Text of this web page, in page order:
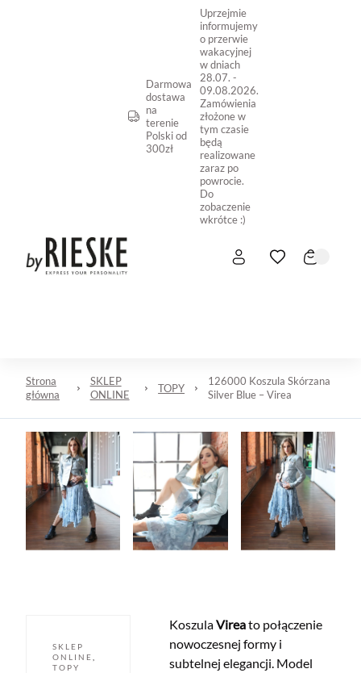
Darmowa
dostawa
na
terenie
Polski od
300zł
Uprzejmie
informujemy
o przerwie
wakacyjnej
w dniach
28.07. -
09.08.2026.
Zamówienia
złożone w
tym czasie
będą
realizowane
zaraz po
powrocie.
Do
zobaczenie
wkrótce :)
Strona
główna
SKLEP
ONLINE
TOPY
126000 Koszula Skórzana
Silver Blue – Virea
SKLEP
ONLINE
TOPY
KoszulaVireato połączenie
nowoczesnej formy i
subtelnej elegancji. Model